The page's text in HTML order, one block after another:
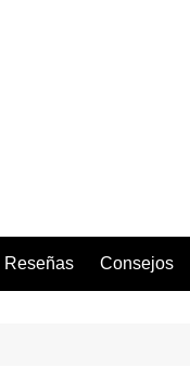
Reseñas Consejos